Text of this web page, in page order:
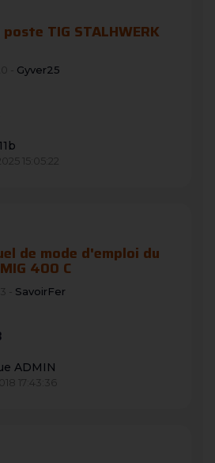
TIG STALHWERK
- Gyver25
15:05:22
de mode d'emploi du
400 C
- SavoirFer
ADMIN
17:43:36